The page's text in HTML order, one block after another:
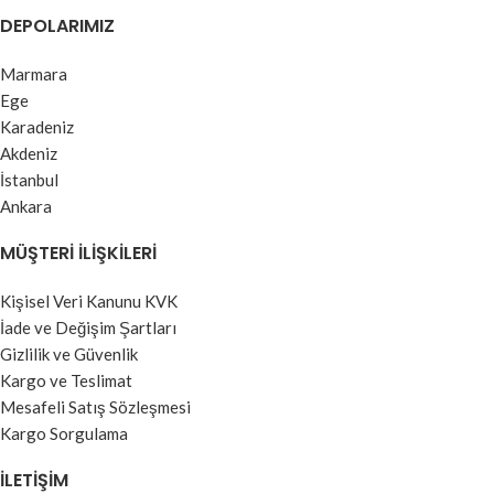
DEPOLARIMIZ
Marmara
Ege
Karadeniz
Akdeniz
İstanbul
Ankara
MÜŞTERI İLIŞKILERI
Kişisel Veri Kanunu KVK
İade ve Değişim Şartları
Gizlilik ve Güvenlik
Kargo ve Teslimat
Mesafeli Satış Sözleşmesi
Kargo Sorgulama
İLETIŞIM